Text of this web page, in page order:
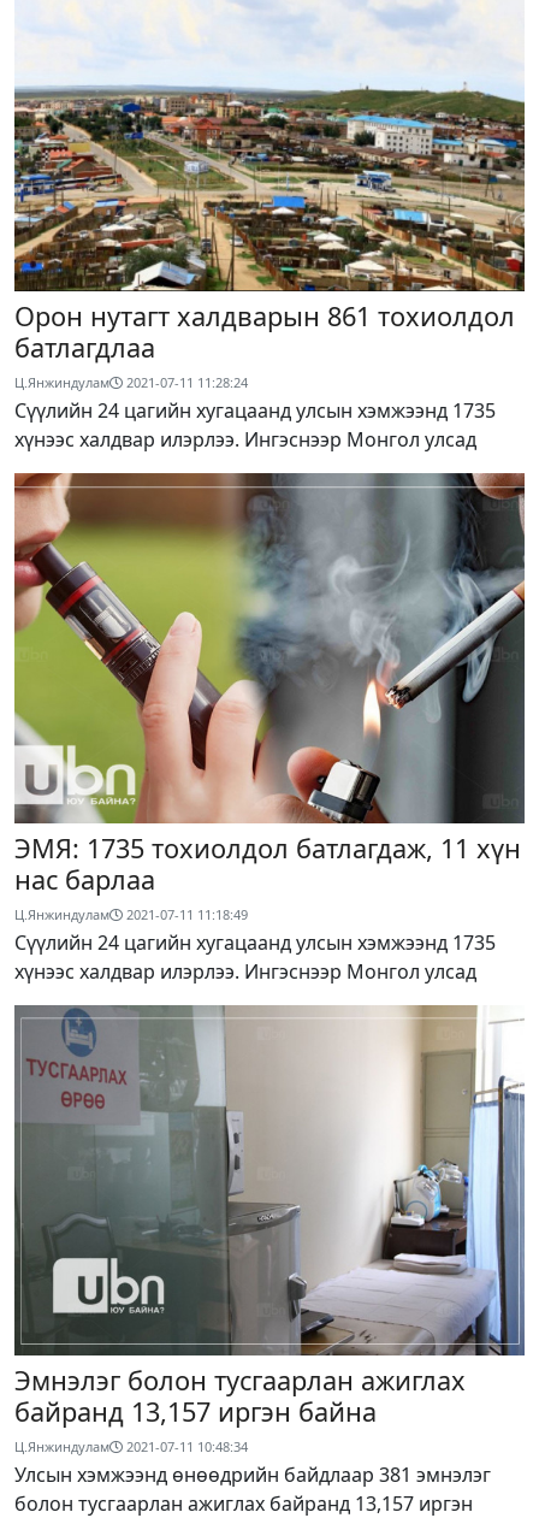
Орон нутагт халдварын 861 тохиолдол
батлагдлаа
Ц.Янжиндулам 2021-07-11 11:28:24
Сүүлийн 24 цагийн хугацаанд улсын хэмжээнд 1735
хүнээс халдвар илэрлээ. Ингэснээр Монгол улсад
ЭМЯ: 1735 тохиолдол батлагдаж, 11 хүн
нас барлаа
Ц.Янжиндулам 2021-07-11 11:18:49
Сүүлийн 24 цагийн хугацаанд улсын хэмжээнд 1735
хүнээс халдвар илэрлээ. Ингэснээр Монгол улсад
Эмнэлэг болон тусгаарлан ажиглах
байранд 13,157 иргэн байна
Ц.Янжиндулам 2021-07-11 10:48:34
Улсын хэмжээнд өнөөдрийн байдлаар 381 эмнэлэг
болон тусгаарлан ажиглах байранд 13,157 иргэн